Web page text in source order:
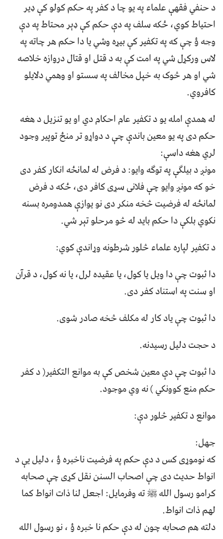
د حنفي فقهې علماء په يو چا د کفر په حکم کولو کې ډير
احتياط کوي، ځکه سلف په دې حکم کې ډېر محتاط په دې
وجه ؤ چې که په تکفير کې بيړه وشي يا دا حکم هر چاته په
لاس ورکړل شي په امت کې به د قتل او قتال دروازه خلاصه
شي او هر څوک به خپل مخالف په سستو او وهمي دلايلو
کافروي.
له همدې امله يو د تکفير عام احکام دي او يو تنزيل د هغه
حکم دی په يو معين باندې چې د دواړو تر منځ توپير وجود
لري هغه داسې:
مونږ د بيلګې په توګه وايو: د فرض له لمانځه انکار کفر دی
خو که مونږ وايو چې فلانی سړی کافر دی، ځکه د فرض
لمانځه له فرضيت څخه منکر دی نو يوازې همدومره بسنه
نکوي بلکې دا حکم بايد له څو مرحلو تېر شي.
د تکفير لپاره علماء څلور شرطونه وړاندې کوي:
دا ثبوت چې دا ويل يا کول، يا عقيده لرل، يا نه کول، د قرآن
او سنت په استناد کفر دی.
دا ثبوت چې ياد کار له مکلف څخه صادر شوی.
د حجت دليل رسيدنه.
دا ثبوت چې دې معين شخص کې به موانع التکفير( د کفر
حکم منع کوونکي ) نه وي موجود.
موانع د تکفير څلور دې:
جهل:
که نوموړی کس د دې حکم په فرضيت ناخبره ؤ ، دليل يې د
انواط حديث دی چې اصحاب السنن نقل کړی چې صحابه
کرامو رسول الله ﷺ ته وفرمايل: اجعل لنا ذات انواط کما
لهم ذات انواط.
دلته هم صحابه چون له دې حکم نا خبره ؤ ، نو رسول الله